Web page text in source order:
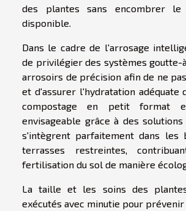
des plantes sans encombrer le
disponible.
Dans le cadre de l'arrosage
de privilégier des systèmes goutte-
arrosoirs de précision afin de ne
et d'assurer l'hydratation adéquate
compostage en petit format
envisageable grâce à des
s'intègrent parfaitement dans les
terrasses restreintes,
fertilisation du sol de manière
La taille et les soins des
exécutés avec minutie pour